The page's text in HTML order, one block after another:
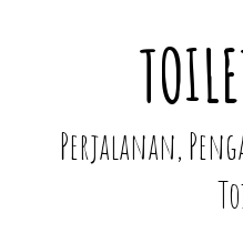
Perjalanan,